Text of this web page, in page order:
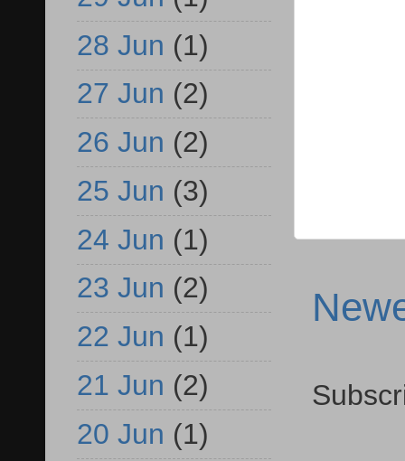
28 Jun (1)
27 Jun (2)
26 Jun (2)
25 Jun (3)
24 Jun (1)
23 Jun (2)
22 Jun (1)
21 Jun (2)
20 Jun (1)